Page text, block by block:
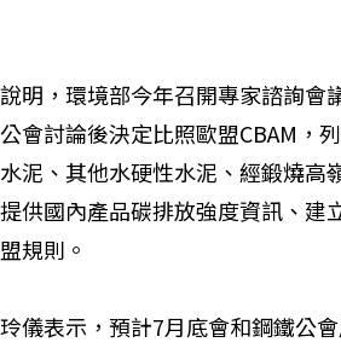
明，環境部今年召開專家諮詢會
會討論後決定比照歐盟CBAM，
泥、其他水硬性水泥、經鍛燒高
供國內產品碳排放強度資訊、建
規則。
儀表示，預計7月底會和鋼鐵公